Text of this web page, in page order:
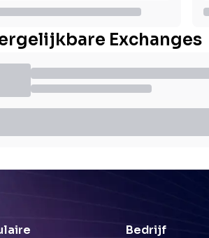
Exchanges
Bedrijf